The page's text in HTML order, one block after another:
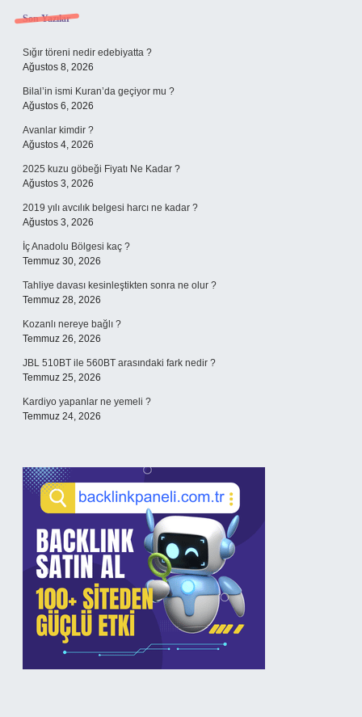
Sidebar
Son Yazılar
Sığır töreni nedir edebiyatta ?
Ağustos 8, 2026
Bilal’in ismi Kuran’da geçiyor mu ?
Ağustos 6, 2026
Avanlar kimdir ?
Ağustos 4, 2026
2025 kuzu göbeği Fiyatı Ne Kadar ?
Ağustos 3, 2026
2019 yılı avcılık belgesi harcı ne kadar ?
Ağustos 3, 2026
İç Anadolu Bölgesi kaç ?
Temmuz 30, 2026
Tahliye davası kesinleştikten sonra ne olur ?
Temmuz 28, 2026
Kozanlı nereye bağlı ?
Temmuz 26, 2026
JBL 510BT ile 560BT arasındaki fark nedir ?
Temmuz 25, 2026
Kardiyo yapanlar ne yemeli ?
Temmuz 24, 2026